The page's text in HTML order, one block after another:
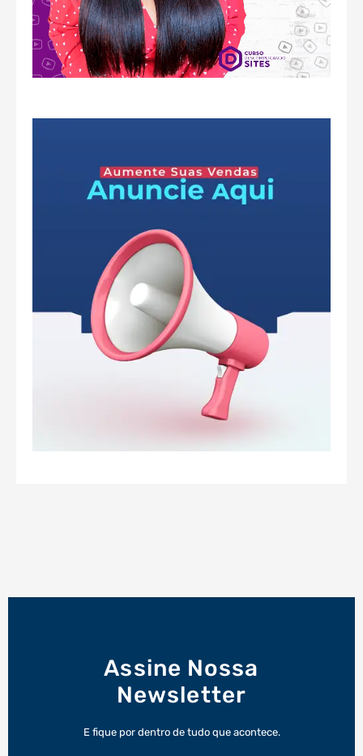
Assine Nossa
Newsletter
E fique por dentro de tudo que acontece.